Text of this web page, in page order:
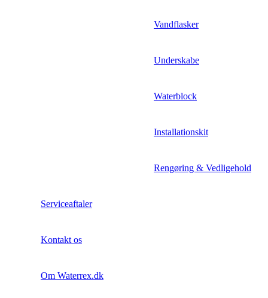
Vandflasker
Underskabe
Waterblock
Installationskit
Rengøring & Vedligehold
Serviceaftaler
Kontakt os
Om Waterrex.dk